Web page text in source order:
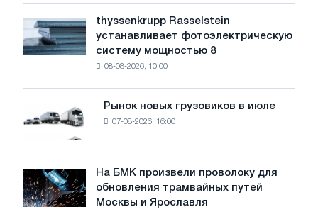
воды
угрожает
безопасности
thyssenkrupp
Rasselstein
устанавливает
фотоэлектрическую
достижения
целей
обезуглероживания
thyssenkrupp Rasselstein
устанавливает фотоэлектрическую
систему мощностью 8
08-08-2026, 10:00
Рынок
новых
грузовиков
в
июле
Рынок новых грузовиков в июле
07-08-2026, 16:00
На
БМК
произвели
На БМК произвели проволоку для
обновления трамвайных путей
Москвы и Ярославля